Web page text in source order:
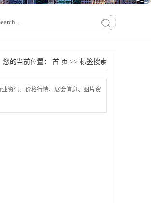
您的当前位置： 首 页 >> 标签搜索
业资讯、价格行情、展会信息、图片资